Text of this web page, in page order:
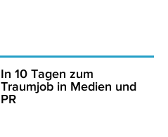
In 10 Tagen zum
Traumjob in Medien und
PR